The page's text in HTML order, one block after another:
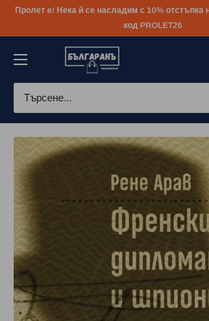
КъмПролет е! Нека й се насладим с 10% отстъпка
код PROLET26